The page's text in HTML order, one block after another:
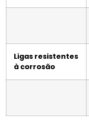
Ligas resistentes
à corrosão